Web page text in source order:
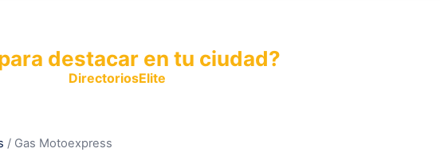
destacar en tu ciudad?
DirectoriosElite
/ Gas Motoexpress